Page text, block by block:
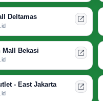
Deltamas
Mall Bekasi
- East Jakarta